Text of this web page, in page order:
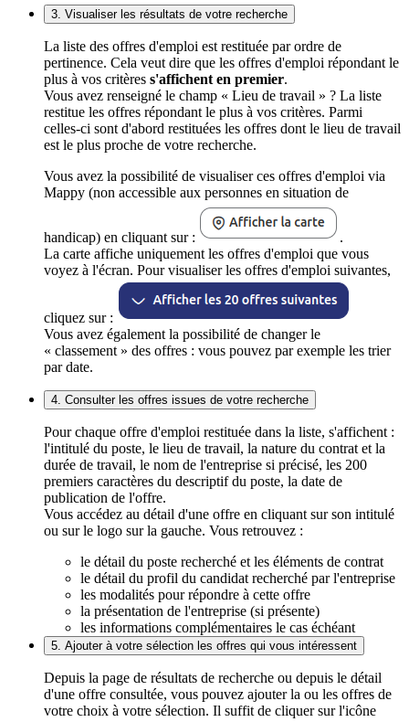
3. Visualiser les résultats de votre recherche
La liste des offres d'emploi est restituée par ordre de
pertinence. Cela veut dire que les offres d'emploi répondant le
plus à vos critères s'affichent en premier.
Vous avez renseigné le champ « Lieu de travail » ? La liste
restitue les offres répondant le plus à vos critères. Parmi
celles-ci sont d'abord restituées les offres dont le lieu de travail
est le plus proche de votre recherche.
Vous avez la possibilité de visualiser ces offres d'emploi via
Mappy (non accessible aux personnes en situation de
handicap) en cliquant sur :
.
La carte affiche uniquement les offres d'emploi que vous
voyez à l'écran. Pour visualiser les offres d'emploi suivantes,
cliquez sur :
Vous avez également la possibilité de changer le
« classement » des offres : vous pouvez par exemple les trier
par date.
4. Consulter les offres issues de votre recherche
Pour chaque offre d'emploi restituée dans la liste, s'affichent :
l'intitulé du poste, le lieu de travail, la nature du contrat et la
durée de travail, le nom de l'entreprise si précisé, les 200
premiers caractères du descriptif du poste, la date de
publication de l'offre.
Vous accédez au détail d'une offre en cliquant sur son intitulé
ou sur le logo sur la gauche. Vous retrouvez :
le détail du poste recherché et les éléments de contrat
le détail du profil du candidat recherché par l'entreprise
les modalités pour répondre à cette offre
la présentation de l'entreprise (si présente)
les informations complémentaires le cas échéant
5. Ajouter à votre sélection les offres qui vous intéressent
Depuis la page de résultats de recherche ou depuis le détail
d'une offre consultée, vous pouvez ajouter la ou les offres de
votre choix à votre sélection. Il suffit de cliquer sur l'icône